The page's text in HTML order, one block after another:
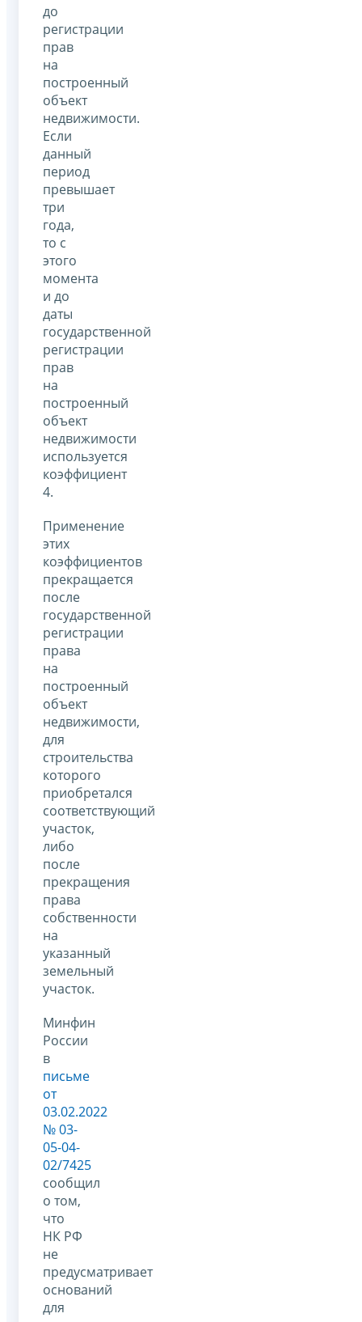
до
регистрации
прав
на
построенный
объект
недвижимости.
Если
данный
период
превышает
три
года,
то с
этого
момента
и до
даты
государственной
регистрации
прав
на
построенный
объект
недвижимости
используется
коэффициент
4.
Применение
этих
коэффициентов
прекращается
после
государственной
регистрации
права
на
построенный
объект
недвижимости,
для
строительства
которого
приобретался
соответствующий
участок,
либо
после
прекращения
права
собственности
на
указанный
земельный
участок.
Минфин
России
в
письме
от
03.02.2022
№ 03-
05-04-
02/7425
сообщил
о том,
что
НК РФ
не
предусматривает
оснований
для